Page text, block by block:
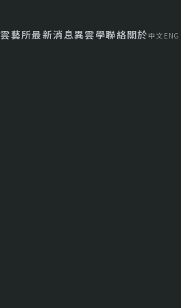
雲藝所最新消息異雲學聯絡關於中文